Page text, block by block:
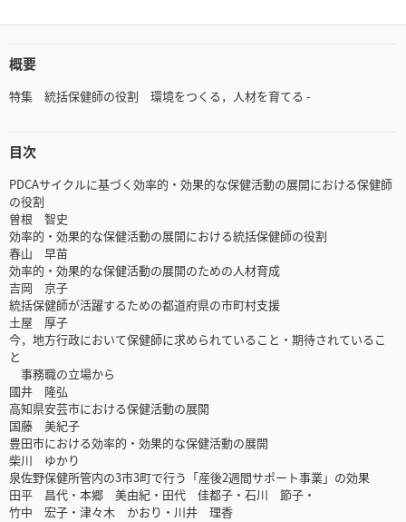
概要
特集 統括保健師の役割 環境をつくる，人材を育てる -
目次
PDCAサイクルに基づく効率的・効果的な保健活動の展開における保健師
の役割
曽根 智史
効率的・効果的な保健活動の展開における統括保健師の役割
春山 早苗
効率的・効果的な保健活動の展開のための人材育成
吉岡 京子
統括保健師が活躍するための都道府県の市町村支援
土屋 厚子
今，地方行政において保健師に求められていること・期待されているこ
と
事務職の立場から
國井 隆弘
高知県安芸市における保健活動の展開
国藤 美紀子
豊田市における効率的・効果的な保健活動の展開
柴川 ゆかり
泉佐野保健所管内の3市3町で行う「産後2週間サポート事業」の効果
田平 昌代・本郷 美由紀・田代 佳都子・石川 節子・
竹中 宏子・津々木 かおり・川井 理香